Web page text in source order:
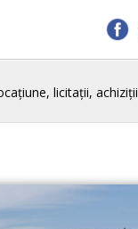
licitații, achiziții